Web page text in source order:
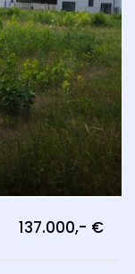
137.000,- €